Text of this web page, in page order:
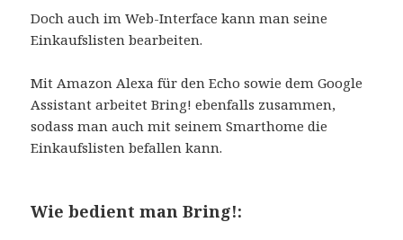
Doch auch im Web-Interface kann man seine
Einkaufslisten bearbeiten.
Mit Amazon Alexa für den Echo sowie dem Google
Assistant arbeitet Bring! ebenfalls zusammen,
sodass man auch mit seinem Smarthome die
Einkaufslisten befallen kann.
Wie bedient man Bring!: